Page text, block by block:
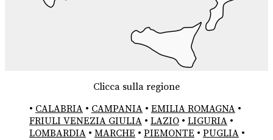
Clicca sulla regione
• CALABRIA • CAMPANIA • EMILIA ROMAGNA •
FRIULI VENEZIA GIULIA • LAZIO • LIGURIA •
LOMBARDIA • MARCHE • PIEMONTE • PUGLIA •